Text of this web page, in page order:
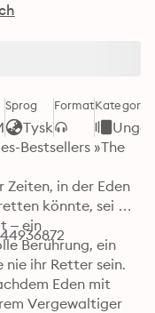
Sprog
Tysk
FormatKategori
Bestsellers »The
Zeiten, in der Eden
könnte, sei
– ein
Berührung, ein
nie ihr Retter sein.
Eden mit
Vergewaltiger